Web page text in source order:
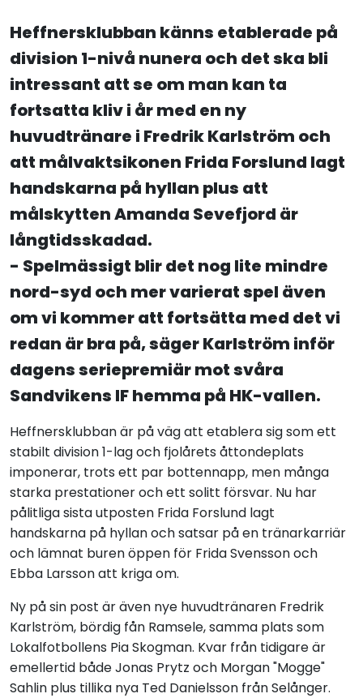
Heffnersklubban känns etablerade på
division 1-nivå nunera och det ska bli
intressant att se om man kan ta
fortsatta kliv i år med en ny
huvudtränare i Fredrik Karlström och
att målvaktsikonen Frida Forslund lagt
handskarna på hyllan plus att
målskytten Amanda Sevefjord är
långtidsskadad.
- Spelmässigt blir det nog lite mindre
nord-syd och mer varierat spel även
om vi kommer att fortsätta med det vi
redan är bra på, säger Karlström inför
dagens seriepremiär mot svåra
Sandvikens IF hemma på HK-vallen.
Heffnersklubban är på väg att etablera sig som ett
stabilt division 1-lag och fjolårets åttondeplats
imponerar, trots ett par bottennapp, men många
starka prestationer och ett solitt försvar. Nu har
pålitliga sista utposten Frida Forslund lagt
handskarna på hyllan och satsar på en tränarkarriär
och lämnat buren öppen för Frida Svensson och
Ebba Larsson att kriga om.
Ny på sin post är även nye huvudtränaren Fredrik
Karlström, bördig fån Ramsele, samma plats som
Lokalfotbollens Pia Skogman. Kvar från tidigare är
emellertid både Jonas Prytz och Morgan "Mogge"
Sahlin plus tillika nya Ted Danielsson från Selånger.